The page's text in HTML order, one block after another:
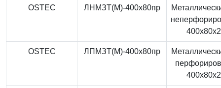
OSTEC ЛНМЗТ(М)-400x80пр
OSTEC ЛПМЗТ(М)-400x80пр